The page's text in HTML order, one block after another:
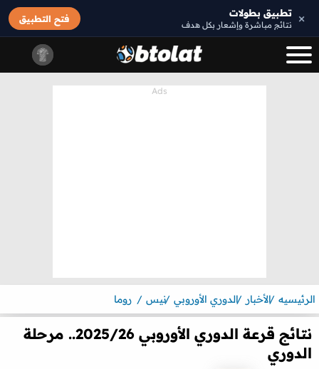
× تطبيق بطولات
نتائج مباشرة وإشعار بكل هدف
فتح التطبيق
الرئيسيه الأخبار الدوري الأوروبي نيس روما
نتائج قرعة الدوري الأوروبي 2025/26.. مرحلة
الدوري